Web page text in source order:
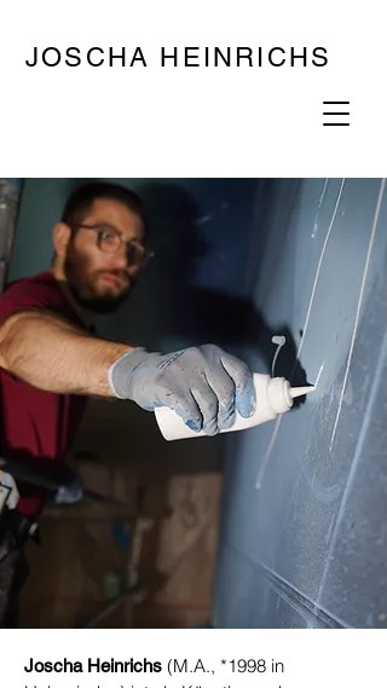
JOSCHA HEINRICHS
Joscha Heinrichs (M.A., *1998 in